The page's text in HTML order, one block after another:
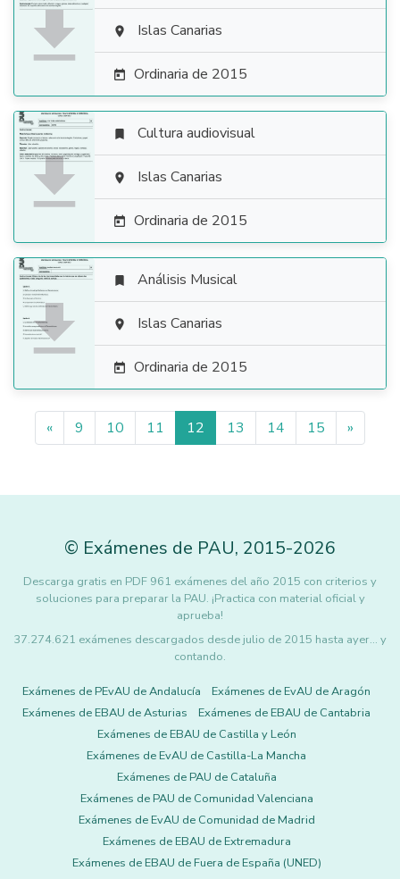
  Islas Canarias
 Ordinaria de 2015

 Cultura audiovisual
 Islas Canarias
 Ordinaria de 2015

 Análisis Musical
 Islas Canarias
 Ordinaria de 2015
« 9 10 11 12 13 14 15 »
© Exámenes de PAU, 2015-2026
Descarga gratis en PDF 961 exámenes del año 2015 con criterios y
soluciones para preparar la PAU. ¡Practica con material oficial y
aprueba!
37.274.621 exámenes descargados desde julio de 2015 hasta ayer... y
contando.
Exámenes de PEvAU de Andalucía
Exámenes de EvAU de Aragón
Exámenes de EBAU de Asturias
Exámenes de EBAU de Cantabria
Exámenes de EBAU de Castilla y León
Exámenes de EvAU de Castilla-La Mancha
Exámenes de PAU de Cataluña
Exámenes de PAU de Comunidad Valenciana
Exámenes de EvAU de Comunidad de Madrid
Exámenes de EBAU de Extremadura
Exámenes de EBAU de Fuera de España (UNED)